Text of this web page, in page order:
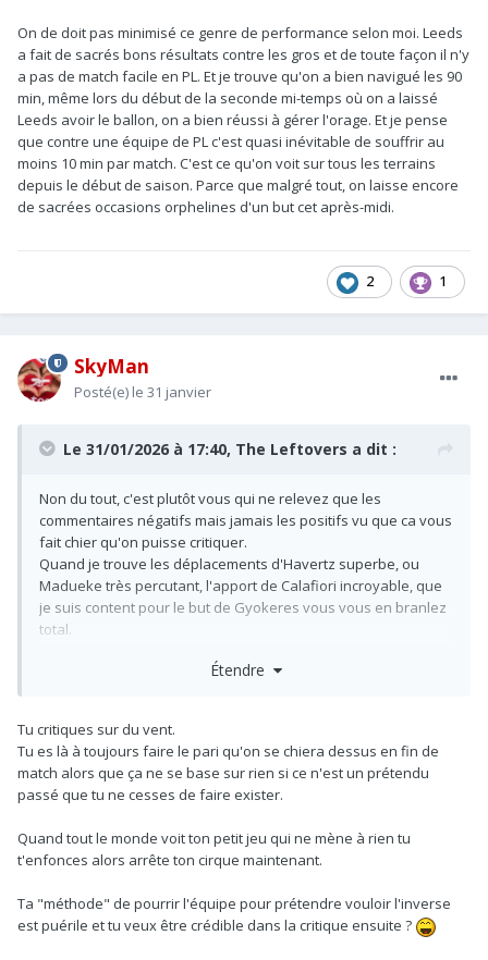
On de doit pas minimisé ce genre de performance selon moi. Leeds
a fait de sacrés bons résultats contre les gros et de toute façon il n'y
a pas de match facile en PL. Et je trouve qu'on a bien navigué les 90
min, même lors du début de la seconde mi-temps où on a laissé
Leeds avoir le ballon, on a bien réussi à gérer l'orage. Et je pense
que contre une équipe de PL c'est quasi inévitable de souffrir au
moins 10 min par match. C'est ce qu'on voit sur tous les terrains
depuis le début de saison. Parce que malgré tout, on laisse encore
de sacrées occasions orphelines d'un but cet après-midi.
2 1
SkyMan
Posté(e) le 31 janvier
Le 31/01/2026 à 17:40, The Leftovers a dit :
Non du tout, c'est plutôt vous qui ne relevez que les
commentaires négatifs mais jamais les positifs vu que ca vous
fait chier qu'on puisse critiquer.
Quand je trouve les déplacements d'Havertz superbe, ou
Madueke très percutant, l'apport de Calafiori incroyable, que
je suis content pour le but de Gyokeres vous vous en branlez
total.
La premiere mi-temps était franchement pas super sexy, le
devrait tuer tout nos matchs si on veut remporter le titre, pas
en laissant l'opportunité à l'adversaire de recoller!
Concernant la gestion d'Arteta, pour moi Rice et Zubimendi
perdre sur blessure. On a tres bien vu l'impact que ca avait
sur nos résultats lorsqu'on perdait notre colonne vertébrale.
on le peut.
Et en attendant personne ne répond à la question de la
Étendre
Tu critiques sur du vent.
Tu es là à toujours faire le pari qu'on se chiera dessus en fin de
match alors que ça ne se base sur rien si ce n'est un prétendu
passé que tu ne cesses de faire exister.
Quand tout le monde voit ton petit jeu qui ne mène à rien tu
t'enfonces alors arrête ton cirque maintenant.
Ta "méthode" de pourrir l'équipe pour prétendre vouloir l'inverse
est puérile et tu veux être crédible dans la critique ensuite ?